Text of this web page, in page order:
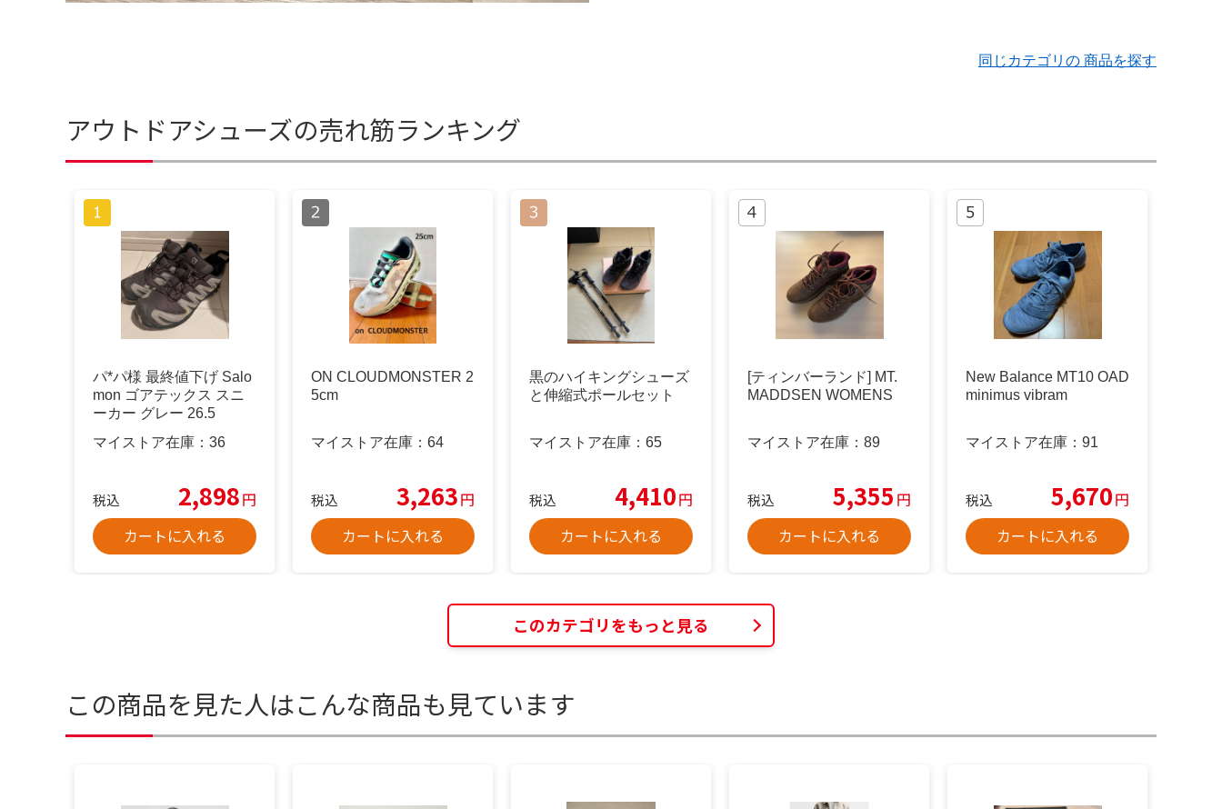
同じカテゴリの 商品を探す
アウトドアシューズの売れ筋ランキング
パ*パ様 最終値下げ Salo
mon ゴアテックス スニ
ーカー グレー 26.5
マイストア在庫： 36
税込 2,898円
カートに入れる
ON CLOUDMONSTER 2
5cm
マイストア在庫： 64
税込 3,263円
カートに入れる
黒のハイキングシューズ
と伸縮式ポールセット
マイストア在庫： 65
税込 4,410円
カートに入れる
[ティンバーランド] MT.
MADDSEN WOMENS
マイストア在庫： 89
税込 5,355 円
カートに入れる
New Balance MT10 OAD
minimus vibram
マイストア在庫： 91
税込 5,670円
カートに入れる
このカテゴリをもっと見る
この商品を見た人はこんな商品も見ています